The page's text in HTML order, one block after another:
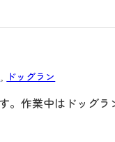
ドッグラン
。作業中はドッグ